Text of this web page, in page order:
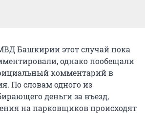
Башкирии этот случай пока
однако пообещали
комментарий в
По словам одного из
деньги за въезд,
на парковщиков происходят